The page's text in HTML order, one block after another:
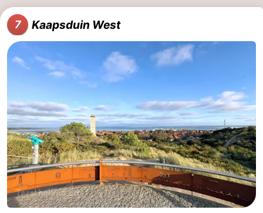
7 Kaapsduin West